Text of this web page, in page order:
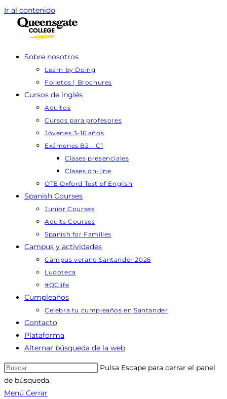
Ir al contenido
Sobre nosotros
Learn by Doing
Folletos | Brochures
Cursos de inglés
Adultos
Cursos para profesores
Jóvenes 3-16 años
Exámenes B2 – C1
Clases presenciales
Clases on-line
OTE Oxford Test of English
Spanish Courses
Junior Courses
Adults Courses
Spanish for Families
Campus y actividades
Campus verano Santander 2026
Ludoteca
#QGlife
Cumpleaños
Celebra tu cumpleaños en Santander
Contacto
Plataforma
Alternar búsqueda de la web
Pulsa Escape para cerrar el panel
de búsqueda.
Menú Cerrar